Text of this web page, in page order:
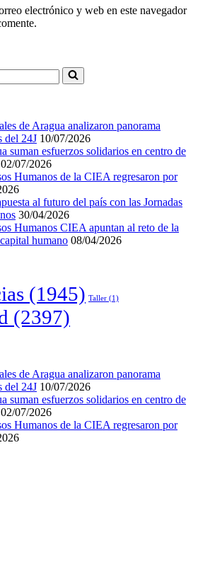
electrónico y web en este navegador
de Aragua analizaron panorama
del 24J 10/07/2026
suman esfuerzos solidarios en centro de
02/07/2026
Humanos de la CIEA regresaron por
al futuro del país con las Jornadas
30/04/2026
Humanos CIEA apuntan al reto de la
humano 08/04/2026
(1945) Taller (1)
(2397)
de Aragua analizaron panorama
del 24J 10/07/2026
suman esfuerzos solidarios en centro de
02/07/2026
Humanos de la CIEA regresaron por